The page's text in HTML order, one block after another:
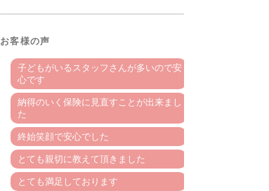
お客様の声
子どもがいるスタッフさんが多いので安
心です
納得のいく保険に見直すことが出来まし
た
終始笑顔で安心でした
とても親切に教えて頂きました
とても満足しております